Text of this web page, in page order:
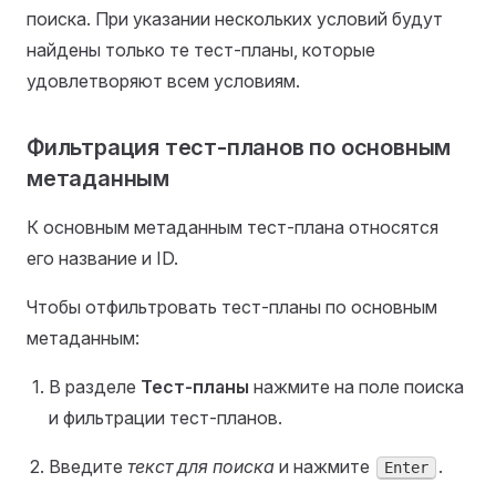
поиска. При указании нескольких условий будут
найдены только те тест-планы, которые
удовлетворяют всем условиям.
Фильтрация тест-планов по основным
метаданным
К основным метаданным тест-плана относятся
его название и ID.
Чтобы отфильтровать тест-планы по основным
метаданным:
В разделе Тест-планы нажмите на поле поиска
и фильтрации тест-планов.
Введите текст для поиска и нажмите Enter .